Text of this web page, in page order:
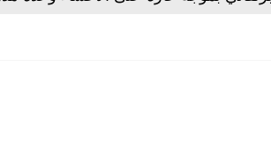
ليست من التابعين